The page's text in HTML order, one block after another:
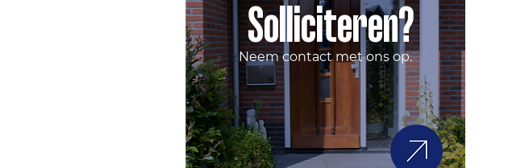
Solliciteren?
Neem contact met ons op.